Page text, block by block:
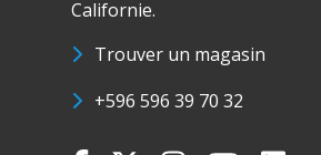
Californie.
Trouver un magasin
+596 596 39 70 32